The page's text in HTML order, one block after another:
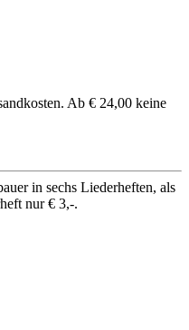
Ab € 24,00 keine
in sechs Liederheften, als
nur € 3,-.